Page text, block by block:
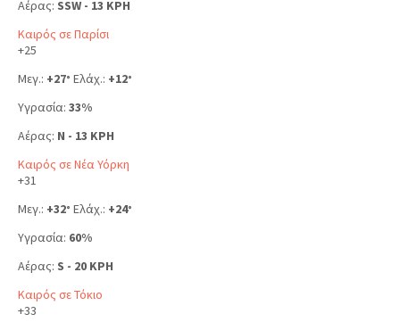
Αέρας: SSW - 13 KPH
Καιρός σε Παρίσι
+25
Μεγ.: +27° Ελάχ.: +12°
Υγρασία: 33%
Αέρας: N - 13 KPH
Καιρός σε Νέα Υόρκη
+31
Μεγ.: +32° Ελάχ.: +24°
Υγρασία: 60%
Αέρας: S - 20 KPH
Καιρός σε Τόκιο
+33